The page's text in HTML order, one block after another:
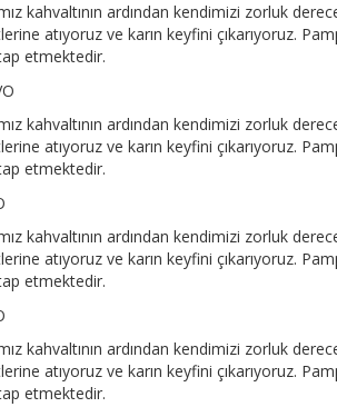
kahvaltının ardından kendimizi zorluk
atıyoruz ve karın keyfini çıkarıyoruz.
etmektedir.
kahvaltının ardından kendimizi zorluk
atıyoruz ve karın keyfini çıkarıyoruz.
etmektedir.
kahvaltının ardından kendimizi zorluk
atıyoruz ve karın keyfini çıkarıyoruz.
etmektedir.
kahvaltının ardından kendimizi zorluk
atıyoruz ve karın keyfini çıkarıyoruz.
etmektedir.